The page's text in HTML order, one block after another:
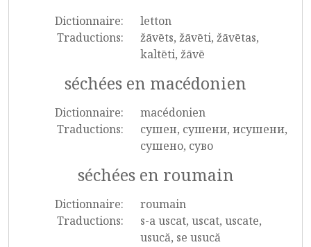
Dictionnaire:
letton
Traductions:
žāvēts, žāvēti, žāvētas,
kaltēti, žāvē
séchées en macédonien
Dictionnaire:
macédonien
Traductions:
сушен, сушени, исушени,
сушено, суво
séchées en roumain
Dictionnaire:
roumain
Traductions:
s-a uscat, uscat, uscate,
usucă, se usucă